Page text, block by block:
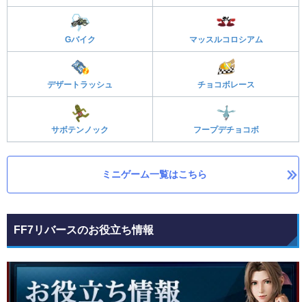
Gバイク マッスルコロシアム
デザートラッシュ チョコボレース
サボテンノック フープデチョコボ
ミニゲーム一覧はこちら
FF7リバースのお役立ち情報